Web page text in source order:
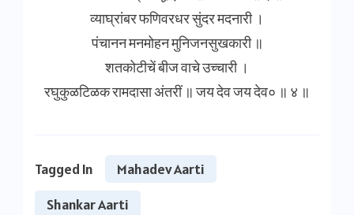
व्याघ्रांबर फणिवरधर सुंदर मदनारी ।
पंचानन मनमोहन मुनिजनसुखकारी ॥
शतकोटीचें बीज वाचे उच्चारी ।
रघुकुळटिळक रामदासा अंतरीं ॥ जय देव जय देव० ॥ ४ ॥
Tagged In
Mahadev Aarti
Shankar Aarti